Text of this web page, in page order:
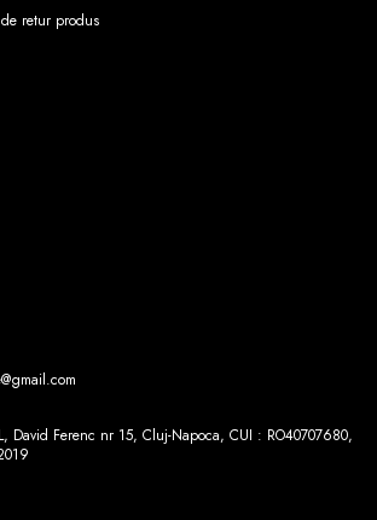
retur produs
David Ferenc nr 15, Cluj-Napoca, CUI : RO40707680,